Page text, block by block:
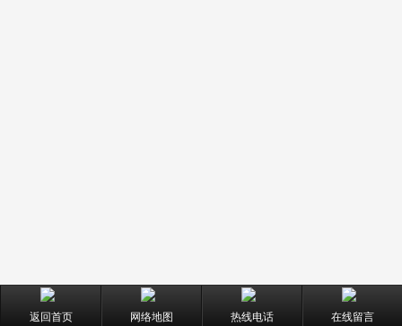
返回首页 网络地图 热线电话 在线留言